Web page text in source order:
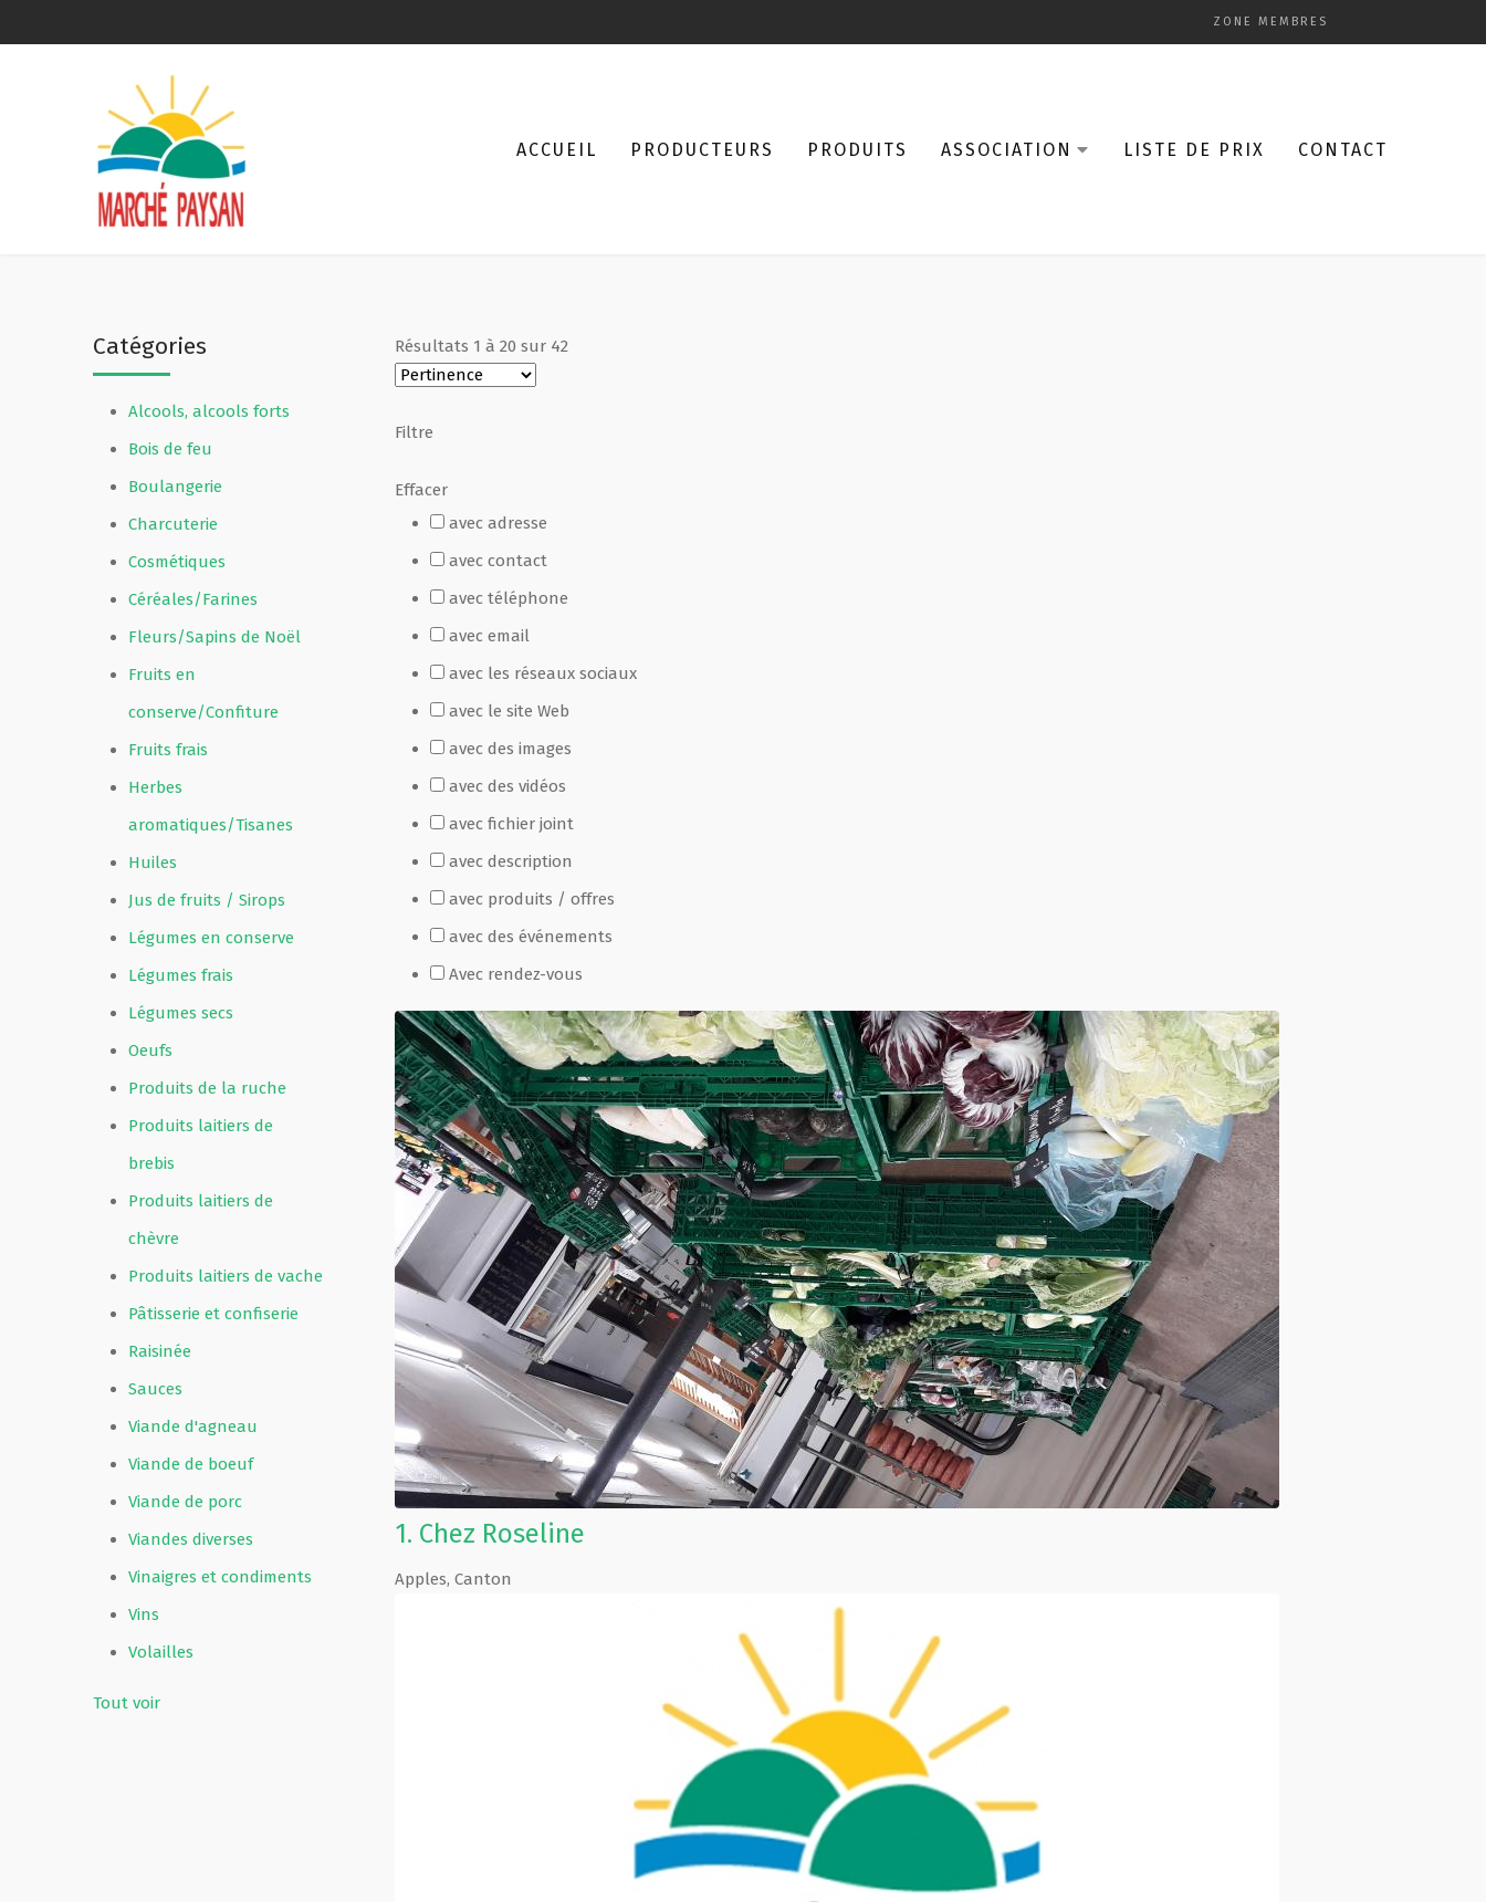
ZONE MEMBRES
ACCUEIL PRODUCTEURS PRODUITS ASSOCIATION LISTE DE PRIX CONTACT
Catégories
Alcools, alcools forts
Bois de feu
Boulangerie
Charcuterie
Cosmétiques
Céréales/Farines
Fleurs/Sapins de Noël
Fruits en
conserve/Confiture
Fruits frais
Herbes
aromatiques/Tisanes
Huiles
Jus de fruits / Sirops
Légumes en conserve
Légumes frais
Légumes secs
Oeufs
Produits de la ruche
Produits laitiers de
brebis
Produits laitiers de
chèvre
Produits laitiers de vache
Pâtisserie et confiserie
Raisinée
Sauces
Viande d'agneau
Viande de boeuf
Viande de porc
Viandes diverses
Vinaigres et condiments
Vins
Volailles
Tout voir
Résultats 1 à 20 sur 42
Filtre
Effacer
avec adresse
avec contact
avec téléphone
avec email
avec les réseaux sociaux
avec le site Web
avec des images
avec des vidéos
avec fichier joint
avec description
avec produits / offres
avec des événements
Avec rendez-vous
1. Chez Roseline
Apples, Canton
Qui sommes-nous ?
Devenir membre
Revue de presse
Guide de la vente directe
Fête Marché Paysan